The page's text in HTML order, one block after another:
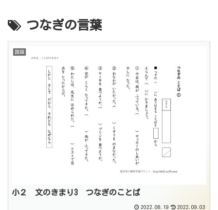
つなぎの言葉
国語
小２ 文のきまり3 つなぎのことば
2022.08.19 2022.09.03